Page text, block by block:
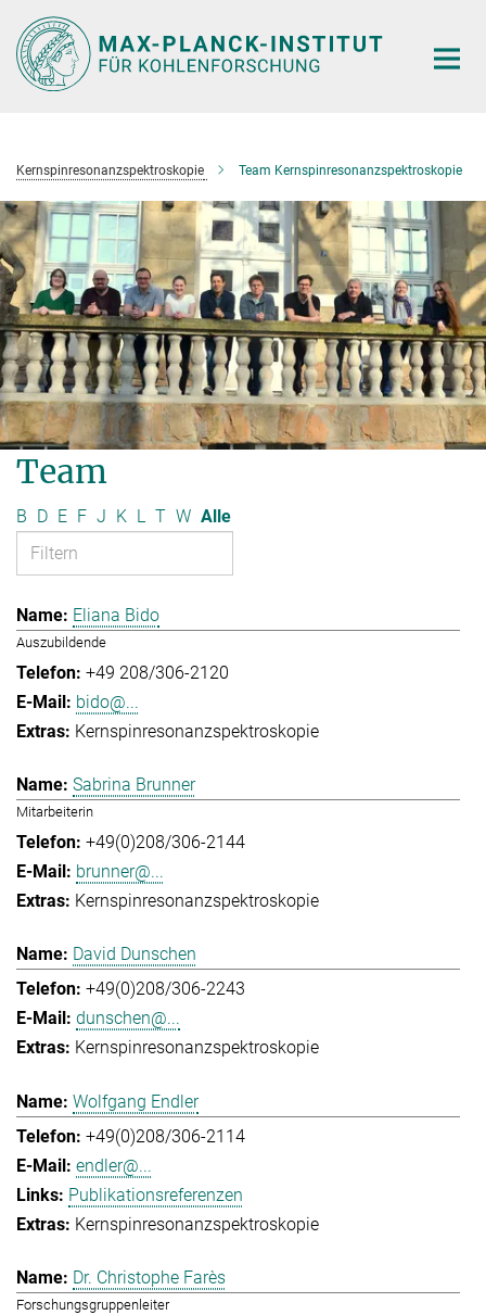
Hauptinhalt
Kernspinresonanzspektroskopie Team Kernspinresonanzspektroskopie
Team
B D E F J K L T W Alle
Eliana Bido
Auszubildende
+49 208/306-2120
bido@...
Kernspinresonanzspektroskopie
Sabrina Brunner
Mitarbeiterin
+49(0)208/306-2144
brunner@...
Kernspinresonanzspektroskopie
David Dunschen
+49(0)208/306-2243
dunschen@...
Kernspinresonanzspektroskopie
Wolfgang Endler
+49(0)208/306-2114
endler@...
Publikationsreferenzen
Kernspinresonanzspektroskopie
Dr. Christophe Farès
Forschungsgruppenleiter